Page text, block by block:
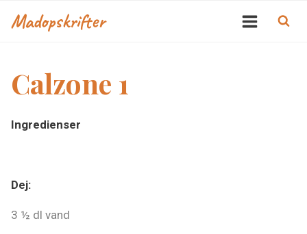
Madopskrifter
Calzone 1
Ingredienser
Dej:
3 ½ dl vand